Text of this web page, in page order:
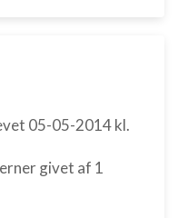
05-05-2014kl.
givet af 1